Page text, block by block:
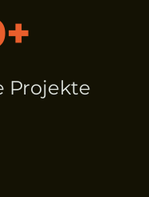
Projekte